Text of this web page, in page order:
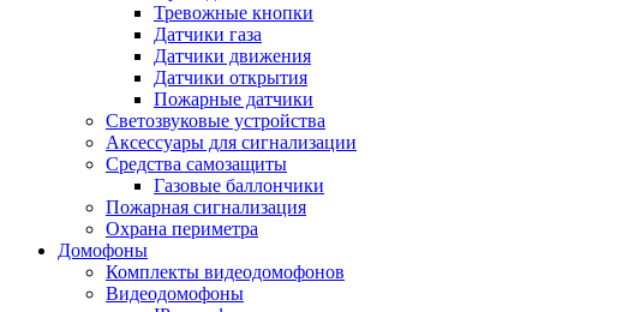
Тревожные кнопки
Датчики газа
Датчики движения
Датчики открытия
Пожарные датчики
Светозвуковые устройства
Аксессуары для сигнализации
Средства самозащиты
Газовые баллончики
Пожарная сигнализация
Охрана периметра
Домофоны
Комплекты видеодомофонов
Видеодомофоны